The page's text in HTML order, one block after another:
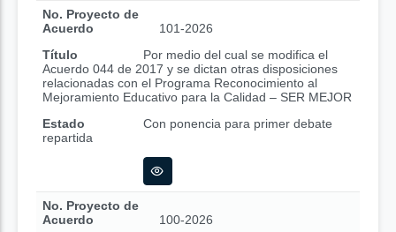
No. Proyecto de
Acuerdo
101-2026
Título
Por medio del cual se modifica el
Acuerdo 044 de 2017 y se dictan otras disposiciones
relacionadas con el Programa Reconocimiento al
Mejoramiento Educativo para la Calidad – SER MEJOR
Estado
Con ponencia para primer debate
repartida
No. Proyecto de
Acuerdo
100-2026